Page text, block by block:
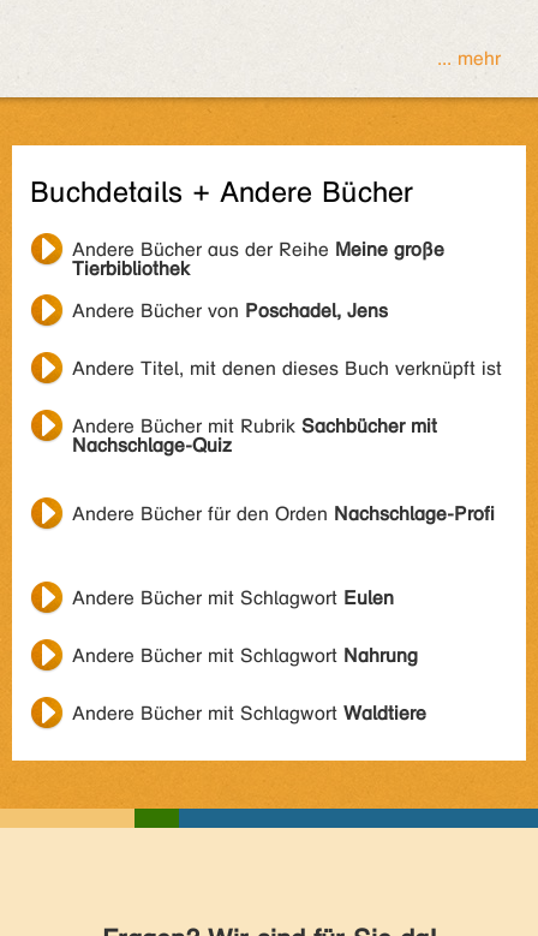
... mehr
Buchdetails + Andere Bücher
Andere Bücher aus der Reihe Meine große
Tierbibliothek
Andere Bücher von Poschadel, Jens
Andere Titel, mit denen dieses Buch verknüpft ist
Andere Bücher mit Rubrik Sachbücher mit
Nachschlage-Quiz
Andere Bücher für den Orden Nachschlage-Profi
Andere Bücher mit Schlagwort Eulen
Andere Bücher mit Schlagwort Nahrung
Andere Bücher mit Schlagwort Waldtiere